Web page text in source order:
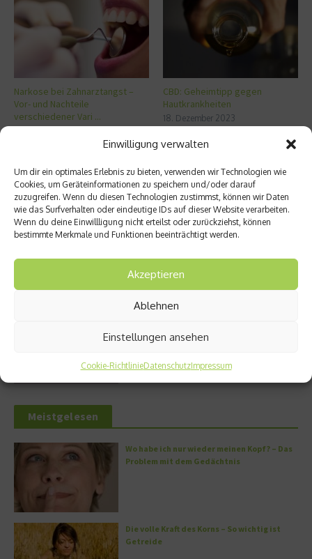
Einwilligung verwalten
Um dir ein optimales Erlebnis zu bieten, verwenden wir Technologien wie
Cookies, um Geräteinformationen zu speichern und/oder darauf
zuzugreifen. Wenn du diesen Technologien zustimmst, können wir Daten
wie das Surfverhalten oder eindeutige IDs auf dieser Website verarbeiten.
Wenn du deine Einwillligung nicht erteilst oder zurückziehst, können
bestimmte Merkmale und Funktionen beeinträchtigt werden.
Akzeptieren
Ablehnen
Einstellungen ansehen
Cookie-RichtlinieDatenschutzImpressum
Narkose bei Zahnarztangst –
Vor- und Nachteile
verschiedener Vari ...
CBD: Geheimtipp gegen
Hautkrankheiten
18. Dezember 2023
Aktuelles
5 Methoden für ein gesünderes Leben – die
müssen Sie kennen
unterstützen soll
Sonne tanken: Die Rolle von Vitamin D für
Immunsystem und Knochen
Der Protein-Baustein: Was Kollagen in
Meistgelesen
Wo habe ich nur wieder meinen Kopf? – Das
Problem mit dem Gedächtnis
Die volle Kraft des Korns – So wichtig ist
Getreide